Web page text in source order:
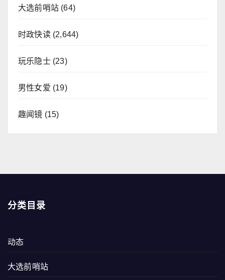
大选前哨站 (64)
时政快读(2,644)
玩乐隐士(23)
男性女爱 (19)
趣闻镜 (15)
分类目录
动态
大选前哨站